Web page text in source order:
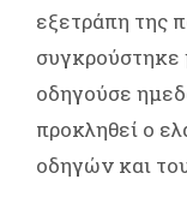
εξετράπη της
συγκρούστηκε
οδηγούσε
προκληθεί ο
οδηγών και